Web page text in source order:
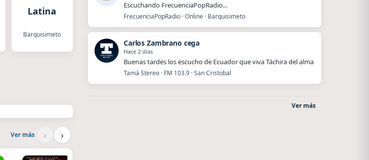
Latina
Barquisimeto
Ver más ‹ ›
Escuchando FrecuenciaPopRadio...
FrecuenciaPopRadio · Online · Barquisimeto
Carlos Zambrano cega
Hace 2 días
Buenas tardes los escucho de Ecuador que viva Táchira del alma
Tamá Stereo · FM 103.9 · San Cristobal
Ver más